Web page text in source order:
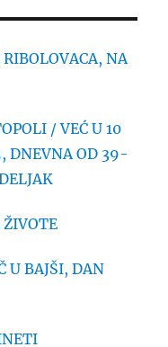
NA
/ VEĆ U 10
DNEVNA OD 39-
ŽIVOTE
U BAJŠI, DAN